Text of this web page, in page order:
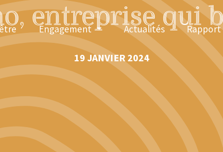
Engagement Actualités
entreprise qui
19 JANVIER 2024